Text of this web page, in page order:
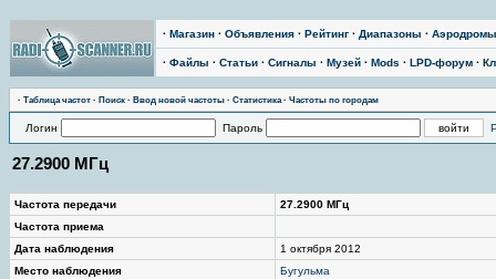
· Магазин · Объявления · Рейтинг · Диапазоны · Аэродромы
· Файлы · Статьи · Сигналы · Музей · Mods · LPD-форум ·
· Таблица частот · Поиск · Ввод новой частоты · Статистика· Частоты по городам
Логин Пароль
27.2900 МГц
Частота передачи
27.2900 МГц
Частота приема
Дата наблюдения
1 октября 2012
Место наблюдения
Бугульма